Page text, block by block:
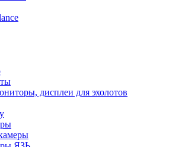
дисплеи для эхолотов